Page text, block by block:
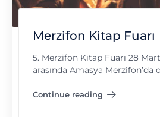
Merzifon Kitap Fuarı
5. Merzifon Kitap Fuarı 28
arasında Amasya Merzifon’da
Continue reading
"Merzifon Kitap Fuarı"